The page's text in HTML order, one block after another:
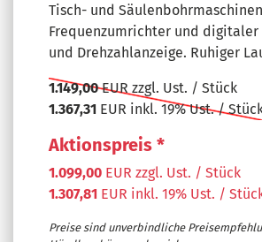
Tisch- und
Frequenzumrichter und
und Drehzahlanzeige. Ruhiger
1.149,00EUR zzgl. Ust. / Stück
1.367,31 EUR inkl. 19% Ust. /
Aktionspreis *
1.099,00 EUR zzgl. Ust. / Stück
1.307,81 EUR inkl. 19% Ust. /
Preise sind unverbindliche